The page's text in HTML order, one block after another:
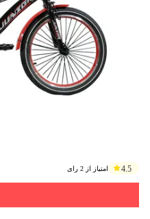
4.5 امتیاز از 2 رای